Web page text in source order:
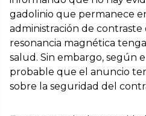
gadolinio que permanece
administración de contraste
resonancia magnética
salud. Sin embargo, según
probable que el anuncio
sobre la seguridad del